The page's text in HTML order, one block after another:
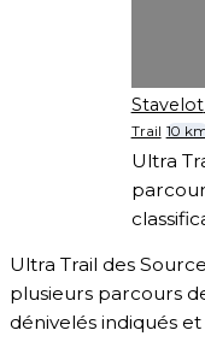
Stavelot
Trail 10
Ultra
Ultra Trail des
plusieurs parcours
dénivelés indiqués